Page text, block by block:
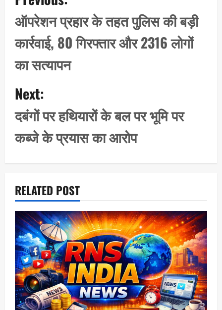
s
t
n
a
v
i
g
a
t
i
o
ऑपरेशन प्रहार के तहत पुलिस की बड़ी
कार्रवाई, 80 गिरफ्तार और 2316 लोगों
का सत्यापन
Next:
दबंगों पर हथियारों के बल पर भूमि पर
कब्जे के प्रयास का आरोप
RELATED POST